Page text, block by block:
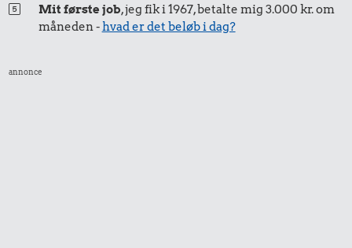
Mit første job, jeg fik i 1967, betalte mig 3.000 kr. om
måneden -hvad er det beløb i dag?
annonce